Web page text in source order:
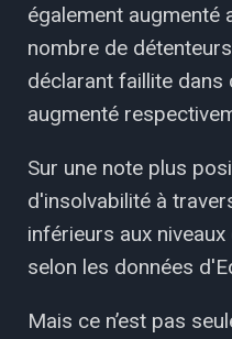
également augmenté
nombre de
déclarant faillite
augmenté
Sur une note plus
d'insolvabilité à
inférieurs aux
selon les données
Mais ce n’est pas